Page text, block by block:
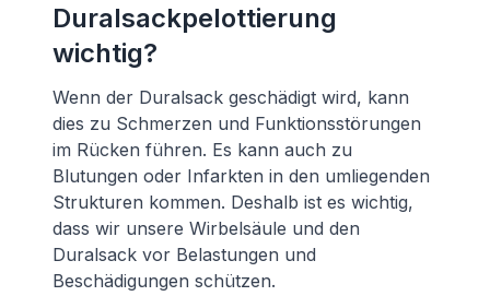
Duralsackpelottierung
wichtig?
Wenn der Duralsack geschädigt wird, kann
dies zu Schmerzen und Funktionsstörungen
im Rücken führen. Es kann auch zu
Blutungen oder Infarkten in den umliegenden
Strukturen kommen. Deshalb ist es wichtig,
dass wir unsere Wirbelsäule und den
Duralsack vor Belastungen und
Beschädigungen schützen.